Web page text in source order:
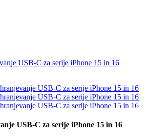
USB-C za serije iPhone 15 in 16